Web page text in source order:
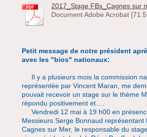
2017_Stage FBx_Cagnes sur
Document Adobe Acrobat
Petit message de notre président
avec les "bios" nationaux:
Il y a plusieurs mois la commission
représentée par Vincent Maran, me
pouvait recevoir un stage sur le thème
répondu positivement et….
Vendredi 12 mai à 19 h00 en
Messieurs Serge Bonnaud
Cagnes sur Mer, le responsable du